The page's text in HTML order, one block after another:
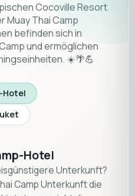
Cocoville Resort
Muay Thai Camp
befinden sich in
und ermöglichen
☀️🌴💪
Hotel
Hotel
Unterkunft?
Camp Unterkunft die